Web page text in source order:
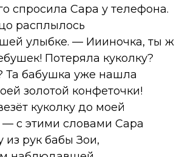
спросила Сара у телефона.
расплылось
улыбке. — Иииночка, ты ж
Потеряла куколку?
Та бабушка уже нашла
золотой конфеточки!
куколку до моей
— с этими словами Сара
из рук бабы Зои,